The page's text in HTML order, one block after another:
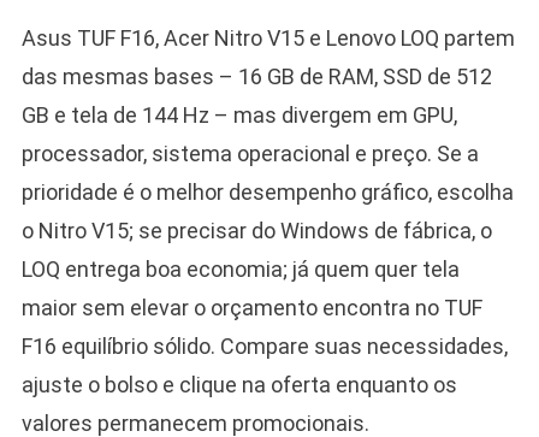
Asus TUF F16, Acer Nitro V15 e Lenovo LOQ partem
das mesmas bases – 16 GB de RAM, SSD de 512
GB e tela de 144 Hz – mas divergem em GPU,
processador, sistema operacional e preço. Se a
prioridade é o melhor desempenho gráfico, escolha
o Nitro V15; se precisar do Windows de fábrica, o
LOQ entrega boa economia; já quem quer tela
maior sem elevar o orçamento encontra no TUF
F16 equilíbrio sólido. Compare suas necessidades,
ajuste o bolso e clique na oferta enquanto os
valores permanecem promocionais.